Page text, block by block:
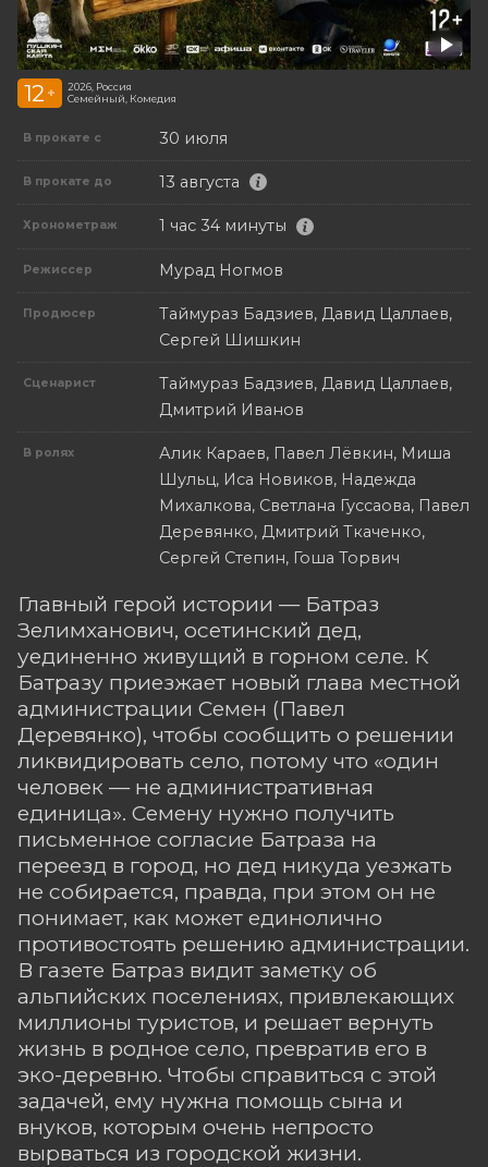
12 +
2026, Россия
Семейный, Комедия
В прокате с 30 июля
В прокате до 13 августа
Хронометраж 1 час 34 минуты
Режиссер Мурад Ногмов
Продюсер
Таймураз Бадзиев, Давид Цаллаев,
Сергей Шишкин
Сценарист
Таймураз Бадзиев, Давид Цаллаев,
Дмитрий Иванов
В ролях
Алик Караев, Павел Лёвкин, Миша
Шульц, Иса Новиков, Надежда
Михалкова, Светлана Гуссаова, Павел
Деревянко, Дмитрий Ткаченко,
Сергей Степин, Гоша Торвич
Главный герой истории — Батраз
Зелимханович, осетинский дед,
уединенно живущий в горном селе. К
Батразу приезжает новый глава местной
администрации Семен (Павел
Деревянко), чтобы сообщить о решении
ликвидировать село, потому что «один
человек — не административная
единица». Семену нужно получить
письменное согласие Батраза на
переезд в город, но дед никуда уезжать
не собирается, правда, при этом он не
понимает, как может единолично
противостоять решению администрации.
В газете Батраз видит заметку об
альпийских поселениях, привлекающих
миллионы туристов, и решает вернуть
жизнь в родное село, превратив его в
эко-деревню. Чтобы справиться с этой
задачей, ему нужна помощь сына и
внуков, которым очень непросто
вырваться из городской жизни.